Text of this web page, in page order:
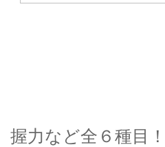
握力など全６種目